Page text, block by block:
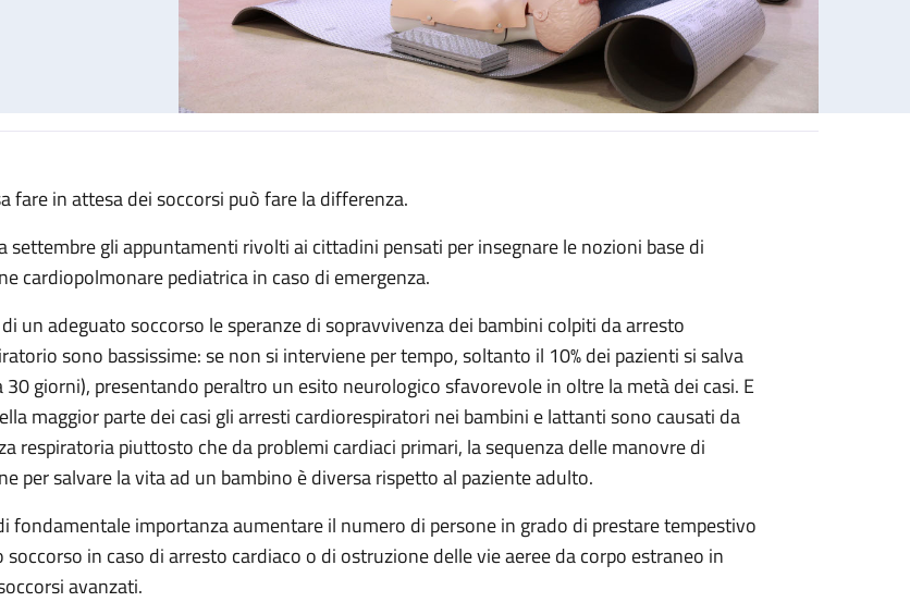
certificati dell'IRCCS Policlinico di Sant’Orsola
fare in attesa dei soccorsi può fare la differenza.
settembre gli appuntamenti rivolti ai cittadini pensati per insegnare le nozioni base di
cardiopolmonare pediatrica in caso di emergenza.
un adeguato soccorso le speranze di sopravvivenza dei bambini colpiti da arresto
sono bassissime: se non si interviene per tempo, soltanto il 10% dei pazienti si salva
30 giorni), presentando peraltro un esito neurologico sfavorevole in oltre la metà dei casi. E
maggior parte dei casi gli arresti cardiorespiratori nei bambini e lattanti sono causati da
respiratoria piuttosto che da problemi cardiaci primari, la sequenza delle manovre di
per salvare la vita ad un bambino è diversa rispetto al paziente adulto.
fondamentale importanza aumentare il numero di persone in grado di prestare tempestivo
soccorso in caso di arresto cardiaco o di ostruzione delle vie aeree da corpo estraneo in
avanzati.